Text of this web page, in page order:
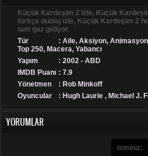
Küçük Kardeşim 2 izle, Küçük
türkçe dublaj izle, Küçük Kardeşim 2
tam gaz gidiyor.
Tür
: Aile, Aksiyon, Animasyon
Top 250, Macera, Yabancı
Yapım
: 2002 - ABD
IMDB Puanı : 7.9
Yönetmen
: Rob Minkoff
Oyuncular
: Hugh Laurie , Michael J.
YORUMLAR
isminiz: